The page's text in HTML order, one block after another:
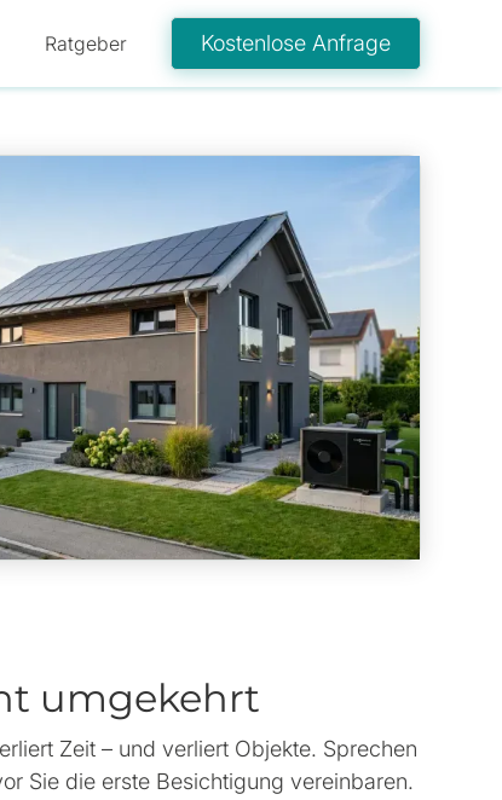
Ratgeber Kostenlose Anfrage
umgekehrt
Zeit – und verliert Objekte. Sprechen
Sie die erste Besichtigung vereinbaren.